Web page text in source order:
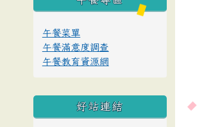
午餐菜單
午餐滿意度調查
午餐教育資源網
好站連結